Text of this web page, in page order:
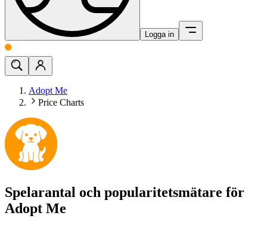
Logga in
Adopt Me
Price Charts
Spelarantal och popularitetsmätare för
Adopt Me